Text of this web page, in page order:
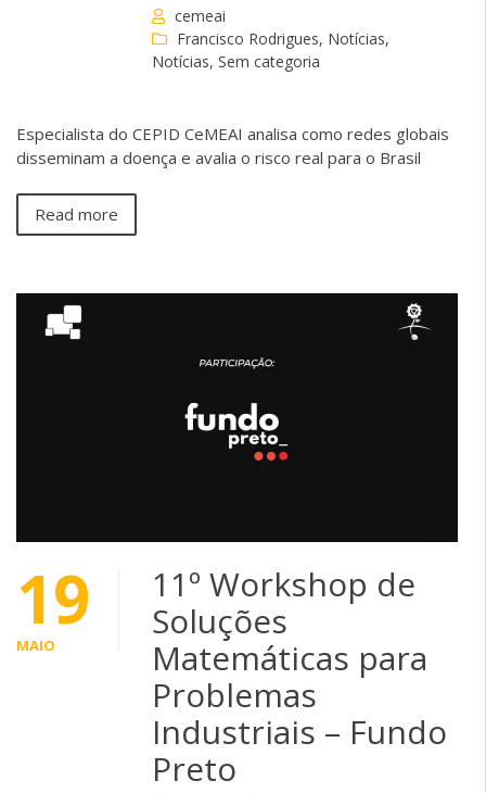
cemeai
Francisco Rodrigues, Notícias,
Notícias, Sem categoria
Especialista do CEPID CeMEAI analisa como redes globais
disseminam a doença e avalia o risco real para o Brasil
Read more
19
MAIO
11º Workshop de
Soluções
Matemáticas para
Problemas
Industriais – Fundo
Preto